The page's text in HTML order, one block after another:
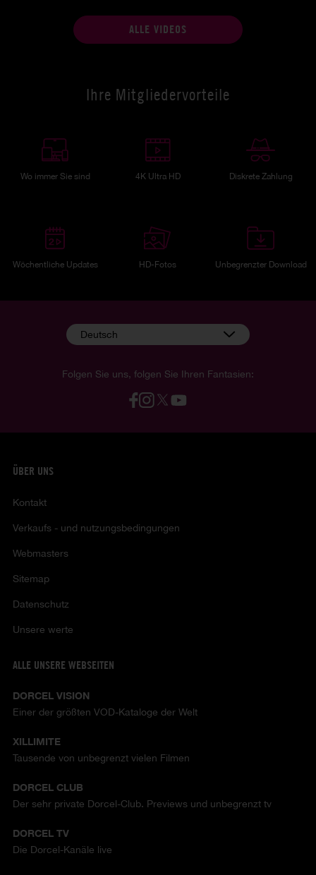
ALLE VIDEOS
Ihre Mitgliedervorteile
Wo immer Sie sind 4K Ultra HD Diskrete Zahlung
Wöchentliche Updates HD-Fotos Unbegrenzter Download
Folgen Sie uns, folgen Sie Ihren Fantasien:
Deutsch
ÜBER UNS
Kontakt
Verkaufs - und nutzungsbedingungen
Webmasters
Sitemap
Datenschutz
Unsere werte
ALLE UNSERE WEBSEITEN
DORCEL VISION
Einer der größten VOD-Kataloge der Welt
XILLIMITE
Tausende von unbegrenzt vielen Filmen
DORCEL CLUB
Der sehr private Dorcel-Club. Previews und unbegrenzt tv
DORCEL TV
Die Dorcel-Kanäle live